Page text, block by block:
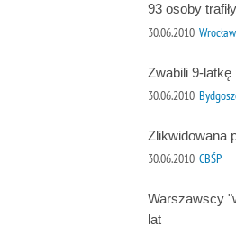
93 osoby
30.06.2010 Wrocław
Zwabili 9-
30.06.2010
Zlikwidowana
30.06.2010 CBŚP
Warszawscy
lat